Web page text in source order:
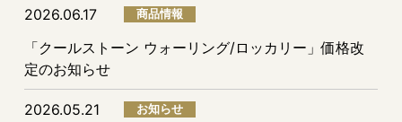
2026.06.17 商品情報
「クールストーン ウォーリング/ロッカリー」価格改
定のお知らせ
2026.05.21 お知らせ